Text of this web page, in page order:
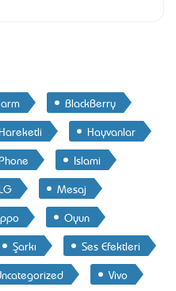
BlackBerry
Hareketli
Hayvanlar
Islami
Mesaj
Oyun
Şarkı
Ses Efektleri
Vivo